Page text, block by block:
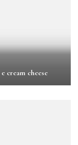
cream cheese